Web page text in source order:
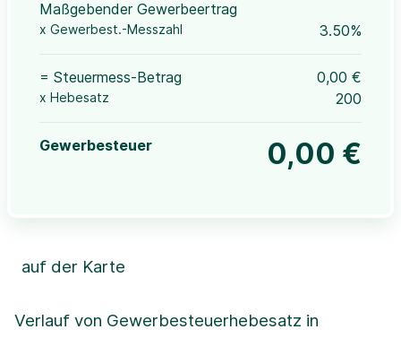
Maßgebender Gewerbeertrag
x Gewerbest.-Messzahl 3.50%
= Steuermess-Betrag 0,00 €
x Hebesatz 200
Gewerbesteuer 0,00 €
Verlauf von Gewerbesteuerhebesatz in
auf der Karte
+
Leaflet|©OpenStreetMap, ©CartoDB,